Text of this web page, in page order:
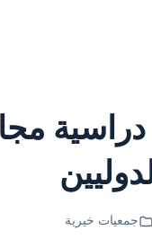
جمعيات خيرية